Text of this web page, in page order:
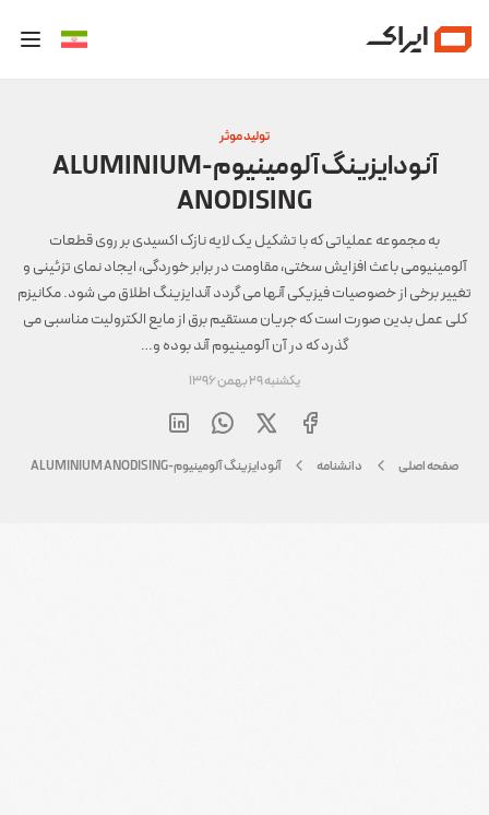
تولید موثر
آنودایزینگ آلومینیوم-ALUMINIUM
ANODISING
به مجموعه عملیاتی که با تشکیل یک لایه نازک اکسیدی بر روی قطعات
آلومینیومی باعث افزایش سختی، مقاومت در برابر خوردگی، ایجاد نمای تزئینی و
تغییر برخی از خصوصیات فیزیکی آنها می گردد آندایزینگ اطلاق می شود. مکانیزم
کلی عمل بدین صورت است که جریان مستقیم برق از مایع الکترولیت مناسبی می
گذرد که در آن آلومینیوم آند بوده و…
یکشنبه 29 بهمن 1396
صفحه اصلی دانشنامه آنودایزینگ آلومینیوم-ALUMINIUM ANODISING